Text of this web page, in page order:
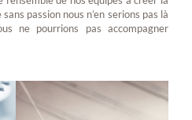
passion nous n’en serions pas là
ne pourrions pas accompagner